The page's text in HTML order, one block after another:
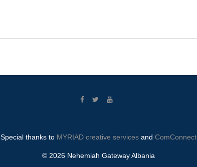
Special thanks to MYRIAD creative servicesand ComConnect
© 2026 Nehemiah Gateway Albania